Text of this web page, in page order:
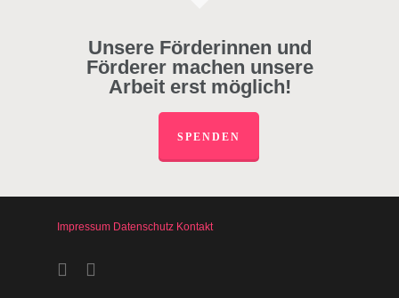
Unsere Förderinnen und
Förderer machen unsere
Arbeit erst möglich!
SPENDEN
Impressum Datenschutz Kontakt
facebookinstagram